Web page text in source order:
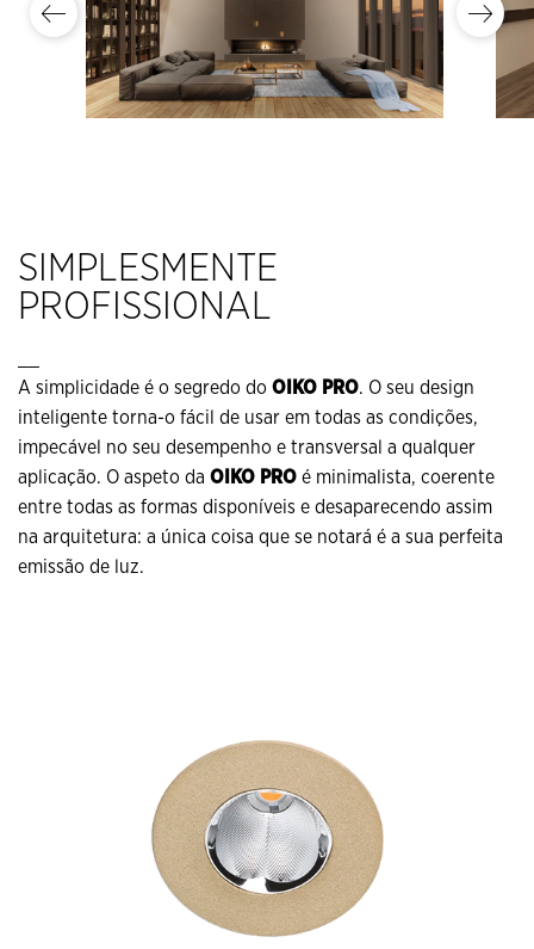
SIMPLESMENTE
PROFISSIONAL
A simplicidade é o segredo do OIKO PRO. O seu design
inteligente torna-o fácil de usar em todas as condições,
impecável no seu desempenho e transversal a qualquer
aplicação. O aspeto da OIKO PRO é minimalista, coerente
entre todas as formas disponíveis e desaparecendo assim
na arquitetura: a única coisa que se notará é a sua perfeita
emissão de luz.